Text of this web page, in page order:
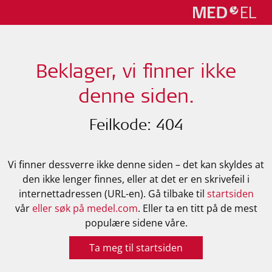
Beklager, vi finner ikke
denne siden.
Feilkode: 404
Vi finner dessverre ikke denne siden – det kan skyldes at
den ikke lenger finnes, eller at det er en skrivefeil i
internettadressen (URL-en). Gå tilbake til startsiden
vår eller søk på medel.com. Eller ta en titt på de mest
populære sidene våre.
Ta meg til startsiden